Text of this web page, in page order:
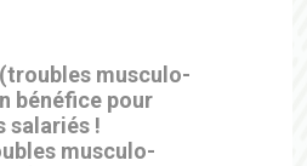
musculo-
bénéfice pour
salariés !
musculo-